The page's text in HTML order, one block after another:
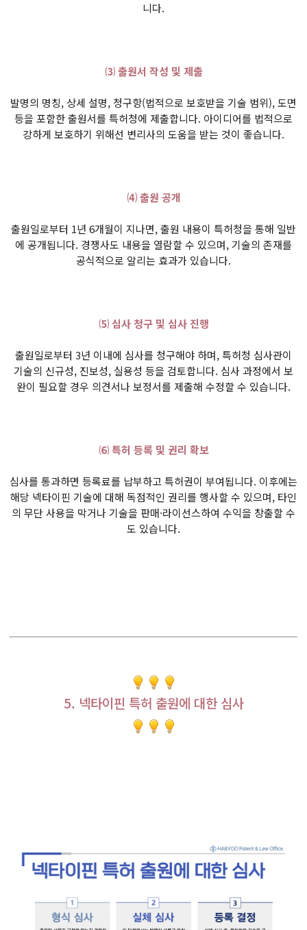
니다.
⑶ 출원서 작성 및 제출
발명의 명칭, 상세 설명, 청구항(법적으로 보호받을 기술 범위), 도면
등을 포함한 출원서를 특허청에 제출합니다. 아이디어를 법적으로
강하게 보호하기 위해선 변리사의 도움을 받는 것이 좋습니다.
⑷ 출원 공개
출원일로부터 1년 6개월이 지나면, 출원 내용이 특허청을 통해 일반
에 공개됩니다. 경쟁사도 내용을 열람할 수 있으며, 기술의 존재를
공식적으로 알리는 효과가 있습니다.
⑸ 심사 청구 및 심사 진행
출원일로부터 3년 이내에 심사를 청구해야 하며, 특허청 심사관이
기술의 신규성, 진보성, 실용성 등을 검토합니다. 심사 과정에서 보
완이 필요할 경우 의견서나 보정서를 제출해 수정할 수 있습니다.
⑹ 특허 등록 및 권리 확보
심사를 통과하면 등록료를 납부하고 특허권이 부여됩니다. 이후에는
해당 넥타이핀 기술에 대해 독점적인 권리를 행사할 수 있으며, 타인
의 무단 사용을 막거나 기술을 판매·라이선스하여 수익을 창출할 수
도 있습니다.
5. 넥타이핀 특허 출원에 대한 심사